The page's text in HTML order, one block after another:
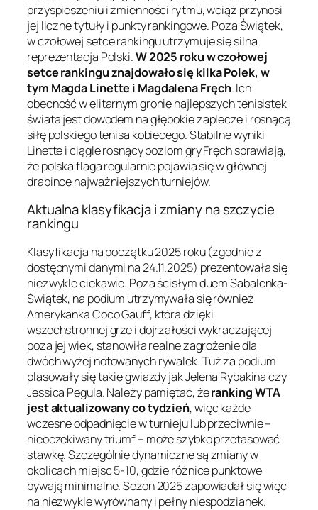
przyspieszeniu i zmienności rytmu, wciąż przynosi
jej liczne tytuły i punkty rankingowe. Poza Świątek,
w czołowej setce rankingu utrzymuje się silna
reprezentacja Polski.W 2025 roku w czołowej
setce rankingu znajdowało się kilka Polek, w
tym Magda Linette i Magdalena Fręch. Ich
obecność w elitarnym gronie najlepszych tenisistek
świata jest dowodem na głębokie zaplecze i rosnącą
siłę polskiego tenisa kobiecego. Stabilne wyniki
Linette i ciągle rosnący poziom gry Fręch sprawiają,
że polska flaga regularnie pojawia się w głównej
drabince najważniejszych turniejów.
Aktualna klasyfikacja i zmiany na szczycie
rankingu
Klasyfikacja na początku 2025 roku (zgodnie z
dostępnymi danymi na 24.11.2025) prezentowała się
niezwykle ciekawie. Poza ścisłym duem Sabalenka-
Świątek, na podium utrzymywała się również
Amerykanka Coco Gauff, która dzięki
wszechstronnej grze i dojrzałości wykraczającej
poza jej wiek, stanowiła realne zagrożenie dla
dwóch wyżej notowanych rywalek. Tuż za podium
plasowały się takie gwiazdy jak Jelena Rybakina czy
Jessica Pegula. Należy pamiętać, żeranking WTA
jest aktualizowany co tydzień, więc każde
wczesne odpadnięcie w turnieju lub przeciwnie –
nieoczekiwany triumf – może szybko przetasować
stawkę. Szczególnie dynamiczne są zmiany w
okolicach miejsc 5-10, gdzie różnice punktowe
bywają minimalne. Sezon 2025 zapowiadał się więc
na niezwykle wyrównany i pełny niespodzianek.